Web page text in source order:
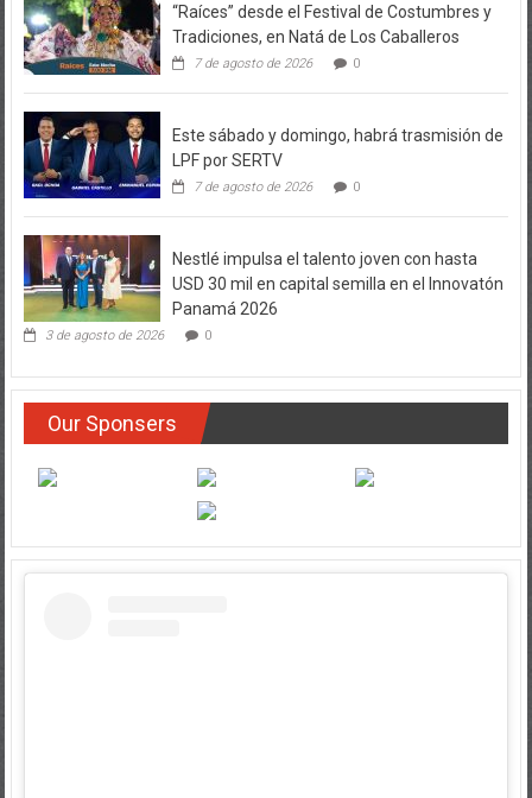
“Raíces” desde el Festival de Costumbres y
Tradiciones, en Natá de Los Caballeros
7 de agosto de 2026 0
Este sábado y domingo, habrá trasmisión de
LPF por SERTV
7 de agosto de 2026 0
Nestlé impulsa el talento joven con hasta
USD 30 mil en capital semilla en el Innovatón
Panamá 2026
3 de agosto de 2026 0
Our Sponsers